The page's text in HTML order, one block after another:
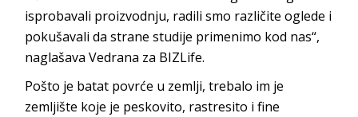
isprobavali proizvodnju, radili smo različite oglede i
pokušavali da strane studije primenimo kod nas“,
naglašava Vedrana za BIZLife.
Pošto je batat povrće u zemlji, trebalo im je
zemljište koje je peskovito, rastresito i fine